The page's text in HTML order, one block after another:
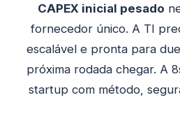
CAPEX inicial pesado
fornecedor único. A TI
escalável e pronta para
próxima rodada chegar. A
startup com método,